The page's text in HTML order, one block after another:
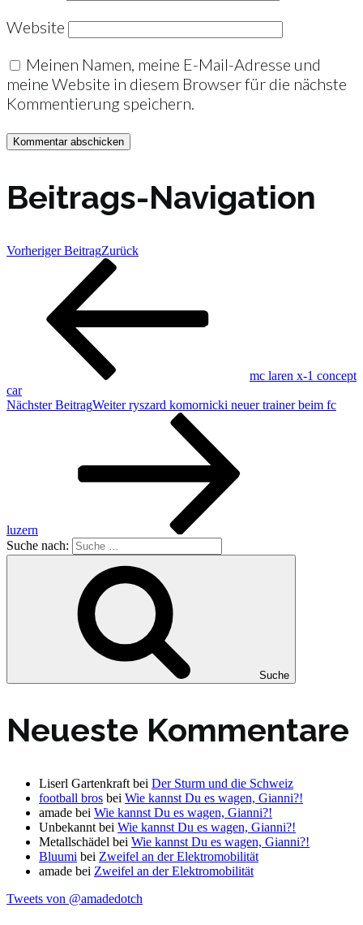
Website
Meinen Namen, meine E-Mail-Adresse und
meine Website in diesem Browser für die nächste
Kommentierung speichern.
Beitrags-Navigation
Vorheriger BeitragZurück
mc laren x-1 concept
car
Nächster BeitragWeiter ryszard komornicki neuer trainer beim fc
luzern
Suche nach:
Suche
Neueste Kommentare
Liserl Gartenkraft bei Der Sturm und die Schweiz
football bros bei Wie kannst Du es wagen, Gianni?!
amade bei Wie kannst Du es wagen, Gianni?!
Unbekannt bei Wie kannst Du es wagen, Gianni?!
Metallschädel bei Wie kannst Du es wagen, Gianni?!
Bluumi bei Zweifel an der Elektromobilität
amade bei Zweifel an der Elektromobilität
Tweets von @amadedotch